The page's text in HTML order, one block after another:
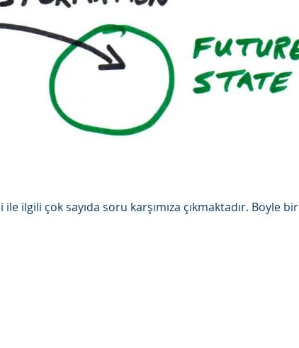
çok sayıda soru karşımıza çıkmaktadır. Böyle bir